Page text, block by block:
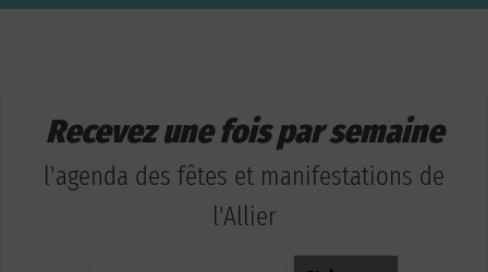
Recevez une fois par semaine
l'agenda des fêtes et manifestations de
l'Allier